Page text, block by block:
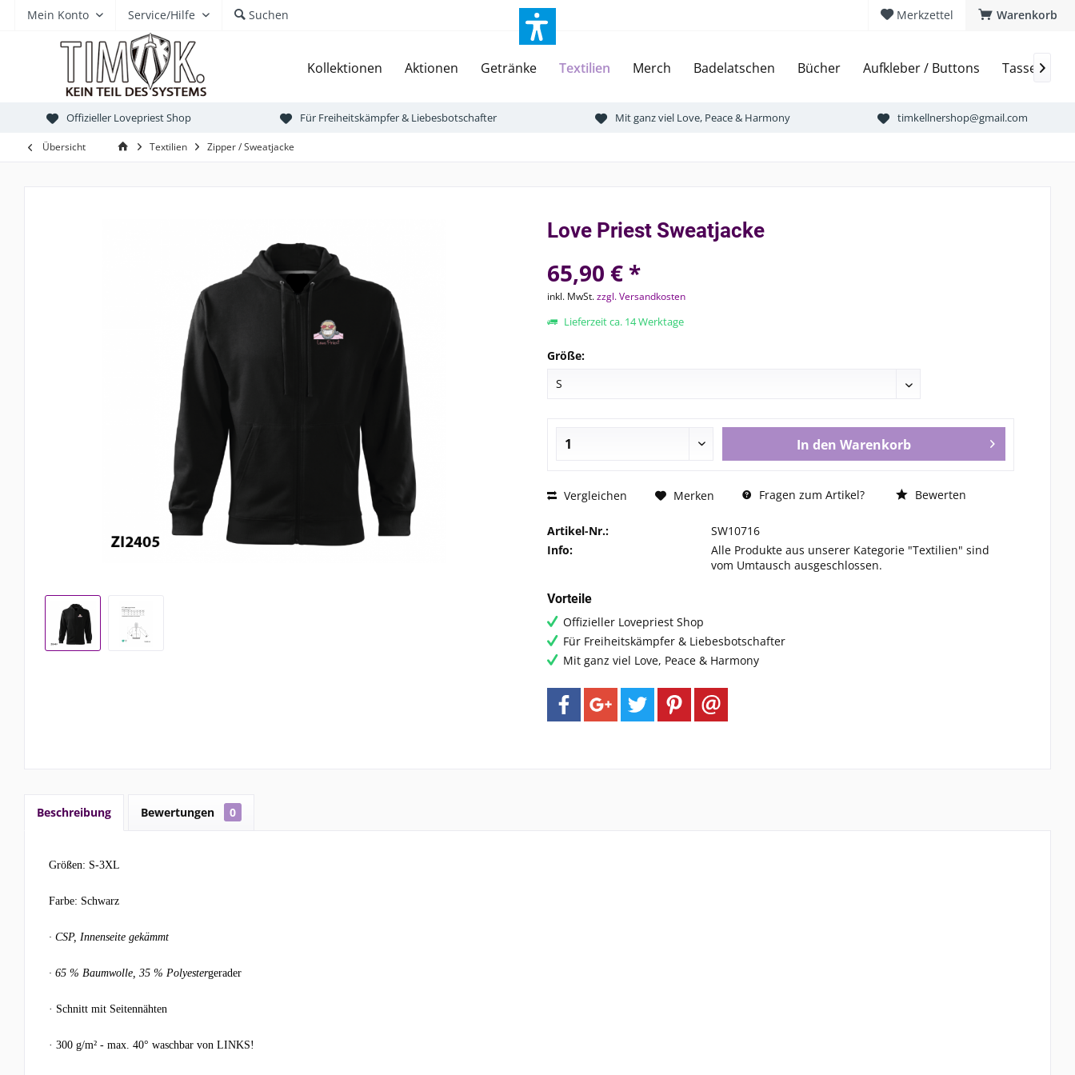
Warenkorb
Merkzettel
Mein Konto Service/Hilfe Suchen
Kollektionen Aktionen Getränke Textilien Merch Badelatschen Bücher Aufkleber / Buttons Tassen &

Offizieller Lovepriest Shop Für Freiheitskämpfer & Liebesbotschafter Mit ganz viel Love, Peace & Harmony timkellnershop@gmail.com
Übersicht Textilien Zipper / Sweatjacke
Love Priest Sweatjacke
65,90 € *
inkl. MwSt.zzgl. Versandkosten
Lieferzeit ca. 14 Werktage
Größe:
In den Warenkorb
Vergleichen Merken Fragen zum Artikel? Bewerten
Artikel-Nr.:
SW10716
Info:
Alle Produkte aus unserer Kategorie "Textilien" sind
vom Umtausch ausgeschlossen.
Vorteile
Offizieller Lovepriest Shop
Für Freiheitskämpfer & Liebesbotschafter
Mit ganz viel Love, Peace & Harmony
Beschreibung Bewertungen 0
Größen: S-3XL
Farbe: Schwarz
· CSP, Innenseite gekämmt
· 65 % Baumwolle, 35 % Polyestergerader
· Schnitt mit Seitennähten
· 300 g/m² - max. 40° waschbar von LINKS!